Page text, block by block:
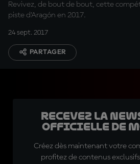
Revivez, de bout de bout, cette
piste d'Aragón en 2017.
24 sept. 2017
PARTAGER
Recevez la
officielle de
Créez dès maintenant votre
profitez de contenus